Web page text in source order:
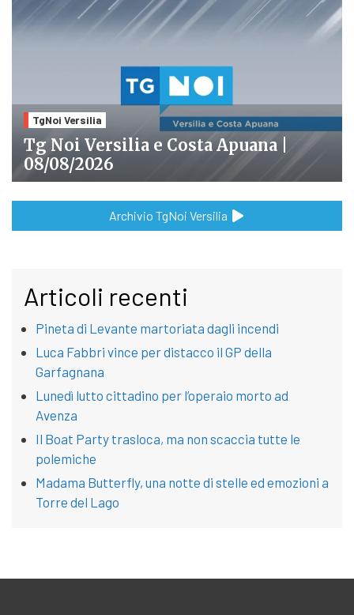
TgNoi Versilia
Tg Noi Versilia e Costa Apuana |
08/08/2026
Archivio TgNoi Versilia
Articoli recenti
Pineta di Levante martoriata dagli incendi
Luca Fabbri vince per distacco il GP della
Garfagnana
Lunedì lutto cittadino per l’operaio morto ad
Avenza
Il Boat Party trasloca, ma non scaccia tutte le
polemiche
Madama Butterfly, una notte di stelle ed emozioni a
Torre del Lago